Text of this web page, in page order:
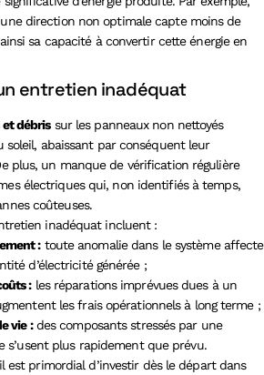
direction non optimale capte moins de
sa capacité à convertir cette énergie en
entretien inadéquat
et débrissur les panneaux non nettoyés
abaissant par conséquent leur
plus, un manque de vérification régulière
électriques qui, non identifiés à temps,
coûteuses.
inadéquat incluent :
:toute anomalie dans le système affecte
d’électricité générée ;
:les réparations imprévues dues à un
les frais opérationnels à long terme ;
vie :des composants stressés par une
s’usent plus rapidement que prévu.
est primordial d’investir dès le départ dans